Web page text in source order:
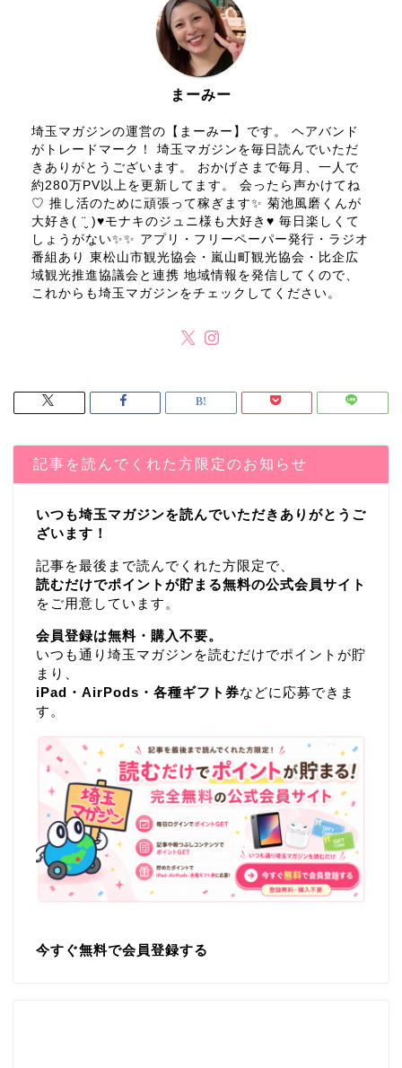
まーみー
埼玉マガジンの運営の【まーみー】です。 ヘアバンド
がトレードマーク！ 埼玉マガジンを毎日読んでいただ
きありがとうございます。 おかげさまで毎月、一人で
約280万PV以上を更新してます。 会ったら声かけてね
♡ 推し活のために頑張って稼ぎます✨ 菊池風磨くんが
大好き( ¨̮ )♥モナキのジュニ様も大好き♥ 毎日楽しくて
しょうがない✨✨ アプリ・フリーペーパー発行・ラジオ
番組あり 東松山市観光協会・嵐山町観光協会・比企広
域観光推進協議会と連携 地域情報を発信してくので、
これからも埼玉マガジンをチェックしてください。
記事を読んでくれた方限定のお知らせ
いつも埼玉マガジンを読んでいただきありがとうご
ざいます！
記事を最後まで読んでくれた方限定で、
読むだけでポイントが貯まる無料の公式会員サイト
をご用意しています。
会員登録は無料・購入不要。
いつも通り埼玉マガジンを読むだけでポイントが貯
まり、
iPad・AirPods・各種ギフト券などに応募できま
す。
今すぐ無料で会員登録する